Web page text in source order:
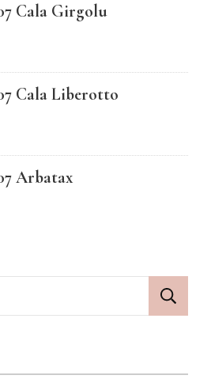
Cala Girgolu
Cala Liberotto
Arbatax